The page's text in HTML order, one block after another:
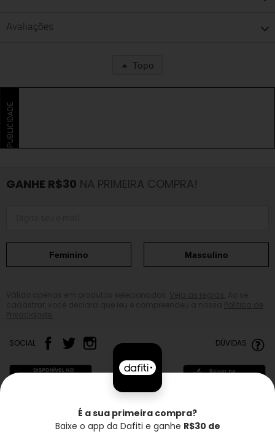
Avaliações
Topo
PUBLICIDADE
GANHE R$30 NA PRIMEIRA COMPRA!
Feminino Masculino
SOCIAL DÚVIDAS
Frete grátis* Troca grátis Entrega rápida
É a sua primeira compra?
Baixe o app da Dafiti e ganhe R$30 de